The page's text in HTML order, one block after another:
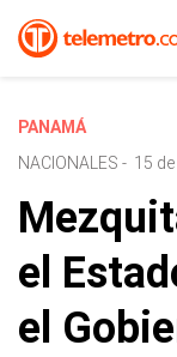
PANAMÁ
NACIONALES - 15
el
el